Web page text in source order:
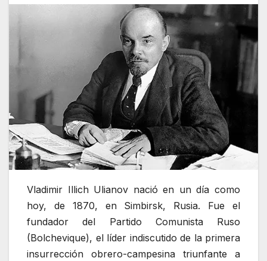
Vladimir Illich Ulianov nació en un día como
hoy, de 1870, en Simbirsk, Rusia. Fue el
fundador del Partido Comunista Ruso
(Bolchevique), el líder indiscutido de la primera
insurrección obrero-campesina triunfante a